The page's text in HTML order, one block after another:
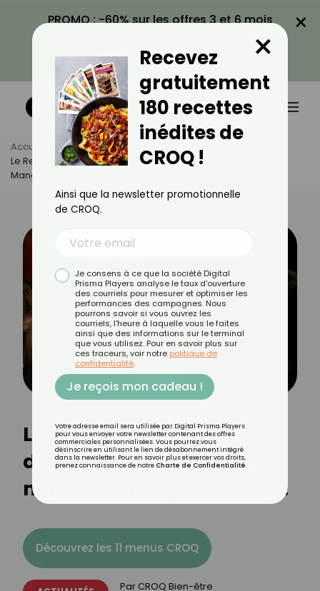
PROMO : -60% sur les offres 3 et 6 mois
VOIR LA PROMO
×
Accueil Actus
Actualités
Le Reverse Diet : Le Secret De Jennifer Lopez Pour Mincir En
Mangeant Plus !
Le Reverse Diet : Le secret
de Jennifer Lopez pour
mincir en mangeant plus !
Découvrez les 11 menus CROQ
Par CROQ Bien-être
Recevez
gratuitement
180 recettes
inédites de
CROQ !
×
Ainsi que la newsletter promotionnelle
de CROQ.
Je consens à ce que la société Digital
Prisma Players analyse le taux d'ouverture
des courriels pour mesurer et optimiser les
performances des campagnes. Nous
pourrons savoir si vous ouvrez les
courriels, l'heure à laquelle vous le faites
ainsi que des informations sur le terminal
que vous utilisez. Pour en savoir plus sur
ces traceurs, voir notre politique de
confidentialité.
Je reçois mon cadeau !
Votre adresse email sera utilisée par Digital Prisma Players
pour vous envoyer votre newsletter contenant des offres
commerciales personnalisées. Vous pourrez vous
désinscrire en utilisant le lien de désabonnement intégré
dans la newsletter. Pour en savoir plus et exercer vos droits,
prenez connaissance de notre Charte de Confidentialité.